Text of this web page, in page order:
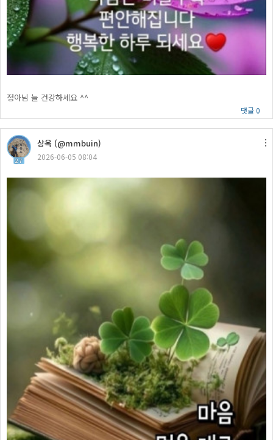
정아님 늘 건강하세요 ^^
댓글 0
27
상옥 (@mmbuin)
2026-06-05 08:04